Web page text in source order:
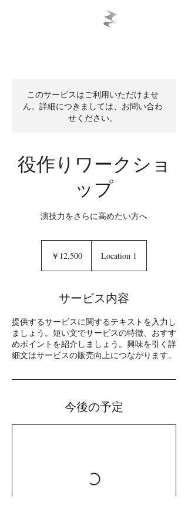
このサービスはご利用いただけませ
ん。詳細につきましては、お問い合わ
せください。
役作りワークショ
ップ
演技力をさらに高めたい方へ
￥12,500 Location 1
サービス内容
提供するサービスに関するテキストを入力し
ましょう。短い文でサービスの特徴、おすす
めポイントを紹介しましょう。興味を引く詳
細文はサービスの販売向上につながります。
今後の予定